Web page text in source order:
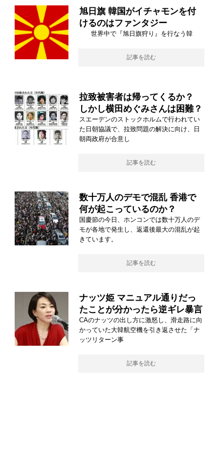
旭日旗 韓国がイチャモンを付
けるのはファンタジー
世界中で『旭日旗狩り』を行なう韓
記事を読む
拉致被害者は帰ってくるか？
しかし横田めぐみさんは困難？
スエーデンのストックホルムで行われてい
た日朝協議で、拉致問題の解決に向け、日
朝両政府が合意し
記事を読む
数十万人のデモで混乱 香港で
何が起こっているのか？
国慶節の今日、ホンコンでは数十万人のデ
モが各地で発生し、返還後最大の混乱が起
きています。
記事を読む
ナッツ姫 マニュアル通りだっ
たことが分かったら逆ギレ暴言
CAのナッツの出し方に激怒し、滑走路に向
かっていた大韓航空機を引き返させた「ナ
ッツリターン事
記事を読む